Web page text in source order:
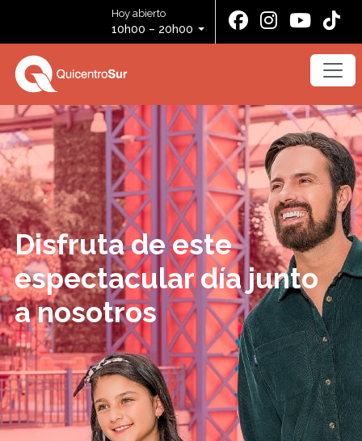
Hoy abierto
10h00 – 20h00
Disfruta de este
espectacular día junto
a nosotros